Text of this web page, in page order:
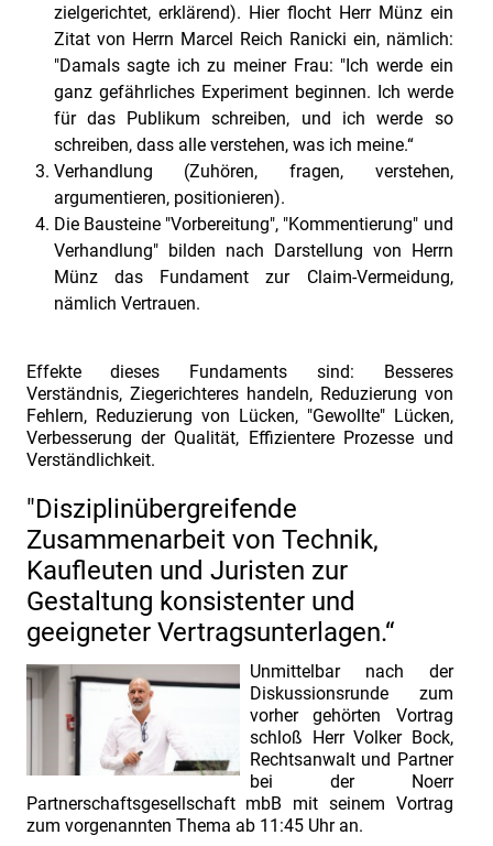
zielgerichtet, erklärend). Hier flocht Herr Münz ein
Zitat von Herrn Marcel Reich Ranicki ein, nämlich:
"Damals sagte ich zu meiner Frau: "Ich werde ein
ganz gefährliches Experiment beginnen. Ich werde
für das Publikum schreiben, und ich werde so
schreiben, dass alle verstehen, was ich meine.“
Verhandlung (Zuhören, fragen, verstehen,
argumentieren, positionieren).
Die Bausteine "Vorbereitung", "Kommentierung" und
Verhandlung" bilden nach Darstellung von Herrn
Münz das Fundament zur Claim-Vermeidung,
nämlich Vertrauen.
Effekte dieses Fundaments sind: Besseres
Verständnis, Ziegerichteres handeln, Reduzierung von
Fehlern, Reduzierung von Lücken, "Gewollte" Lücken,
Verbesserung der Qualität, Effizientere Prozesse und
Verständlichkeit.
"Disziplinübergreifende
Zusammenarbeit von Technik,
Kaufleuten und Juristen zur
Gestaltung konsistenter und
geeigneter Vertragsunterlagen.“
Unmittelbar nach der
Diskussionsrunde zum
vorher gehörten Vortrag
schloß Herr Volker Bock,
Rechtsanwalt und Partner
bei der Noerr
Partnerschaftsgesellschaft mbB mit seinem Vortrag
zum vorgenannten Thema ab 11:45 Uhr an.